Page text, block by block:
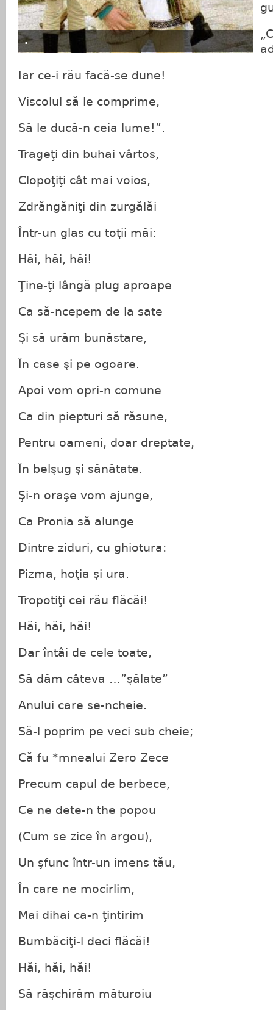
.
Iar ce-i rău facă-se dune!
Viscolul să le comprime,
Să le ducă-n ceia lume!”.
Trageţi din buhai vârtos,
Clopoţiţi cât mai voios,
Zdrăngăniţi din zurgălăi
Într-un glas cu toţii măi:
Hăi, hăi, hăi!
Ţine-ţi lângă plug aproape
Ca să-ncepem de la sate
Şi să urăm bunăstare,
În case şi pe ogoare.
Apoi vom opri-n comune
Ca din piepturi să răsune,
Pentru oameni, doar dreptate,
În belşug şi sănătate.
Şi-n oraşe vom ajunge,
Ca Pronia să alunge
Dintre ziduri, cu ghiotura:
Pizma, hoţia şi ura.
Tropotiţi cei rău flăcăi!
Hăi, hăi, hăi!
Dar întâi de cele toate,
Să dăm câteva …”şălate”
Anului care se-ncheie.
Să-l poprim pe veci sub cheie;
Că fu *mnealui Zero Zece
Precum capul de berbece,
Ce ne dete-n the popou
(Cum se zice în argou),
Un şfunc într-un imens tău,
În care ne mocirlim,
Mai dihai ca-n ţintirim
Bumbăciţi-l deci flăcăi!
Hăi, hăi, hăi!
Să răşchirăm măturoiu